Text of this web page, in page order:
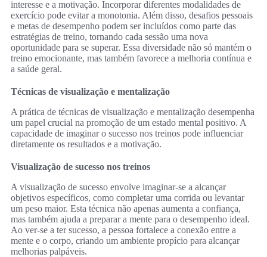
interesse e a motivação. Incorporar diferentes modalidades de
exercício pode evitar a monotonia. Além disso, desafios pessoais
e metas de desempenho podem ser incluídos como parte das
estratégias de treino, tornando cada sessão uma nova
oportunidade para se superar. Essa diversidade não só mantém o
treino emocionante, mas também favorece a melhoria contínua e
a saúde geral.
Técnicas de visualização e mentalização
A prática de técnicas de visualização e mentalização desempenha
um papel crucial na promoção de um estado mental positivo. A
capacidade de imaginar o sucesso nos treinos pode influenciar
diretamente os resultados e a motivação.
Visualização de sucesso nos treinos
A visualização de sucesso envolve imaginar-se a alcançar
objetivos específicos, como completar uma corrida ou levantar
um peso maior. Esta técnica não apenas aumenta a confiança,
mas também ajuda a preparar a mente para o desempenho ideal.
Ao ver-se a ter sucesso, a pessoa fortalece a conexão entre a
mente e o corpo, criando um ambiente propício para alcançar
melhorias palpáveis.